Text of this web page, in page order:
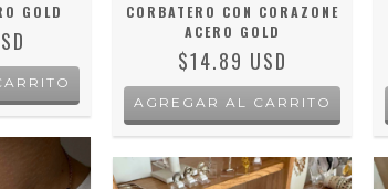
GOLD
CORBATERO CON CORAZONE
ACERO GOLD
$14.89 USD